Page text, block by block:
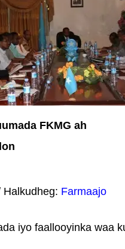
FKMG ah
Halkudheg: Farmaajo
iyo faallooyinka waa